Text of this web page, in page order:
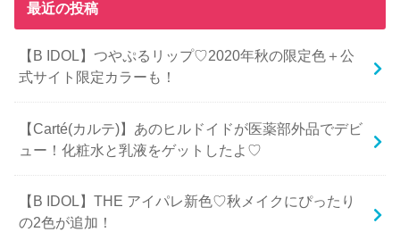
最近の投稿
【B IDOL】つやぷるリップ♡2020年秋の限定色＋公
式サイト限定カラーも！
【Carté(カルテ)】あのヒルドイドが医薬部外品でデビ
ュー！化粧水と乳液をゲットしたよ♡
【B IDOL】THE アイパレ新色♡秋メイクにぴったり
の2色が追加！